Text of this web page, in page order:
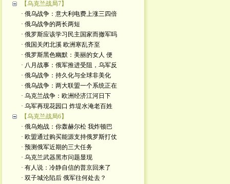
【乌克兰战局7】
· 俄乌战争：意大利电费上涨三四倍
· 俄乌战争的两长两短
· 俄罗斯应该学习民主国家而撤军吗
· 俄国关闭北溪 欧洲寒乱齐至
· 俄罗斯黑色幽默：美丽的女人 便
· 八月战事：俄军推进受阻，乌军反
· 俄乌战争：持久化与全球非美化
· 俄乌战争：两大联盟一个系统正在
· 乌克兰战争：欧洲经济江河日下
· 乌军再现花园口 炸堤水淹老百姓
【乌克兰战局6】
· 俄乌炮战：你轰赫尔松 我炸顿巴
· 欧盟通过购买能源支持俄罗斯打仗
· 预测俄军近期的三大任务
· 乌克兰武器黑市问题显现
· 有人说：冷静自信的普京回来了
· 双子城沦陷后 俄军往何处去？